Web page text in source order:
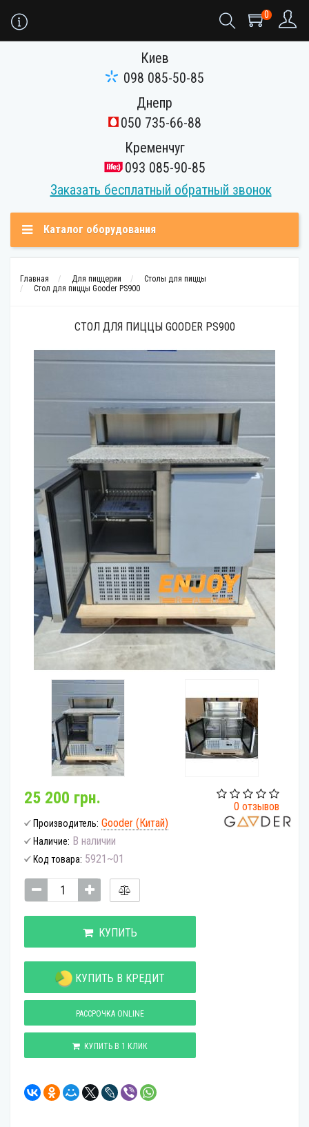
0
Киев
098 085-50-85
Днепр
050 735-66-88
Кременчуг
093 085-90-85
Заказать бесплатный обратный звонок
Каталог оборудования
Главная Для пиццерии
Столы для пиццы
Стол для пиццы Gooder PS900
СТОЛ ДЛЯ ПИЦЦЫ GOODER PS900
0 отзывов
25 200 грн.
Производитель: Gooder (Китай)
Наличие: В наличии
Код товара: 5921~01
КУПИТЬ
КУПИТЬ В КРЕДИТ
РАССРОЧКА ONLINE
КУПИТЬ В 1 КЛИК